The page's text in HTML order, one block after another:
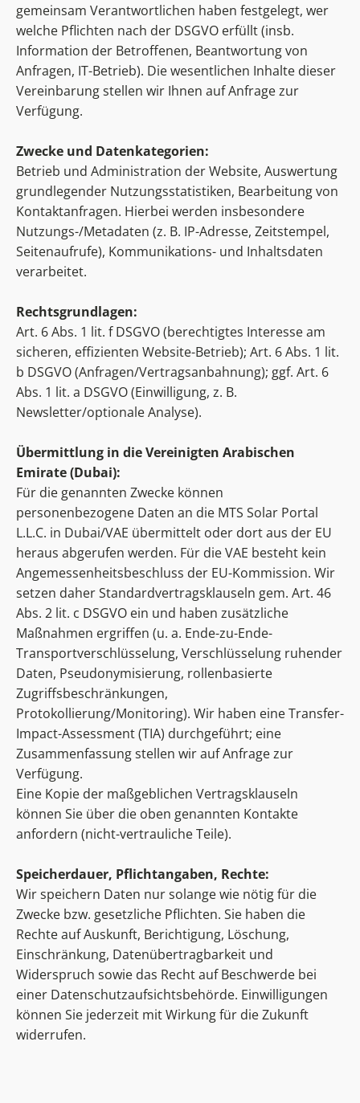
gemeinsam Verantwortlichen haben festgelegt, wer
welche Pflichten nach der DSGVO erfüllt (insb.
Information der Betroffenen, Beantwortung von
Anfragen, IT-Betrieb). Die wesentlichen Inhalte dieser
Vereinbarung stellen wir Ihnen auf Anfrage zur
Verfügung.
Zwecke und Datenkategorien:
Betrieb und Administration der Website, Auswertung
grundlegender Nutzungsstatistiken, Bearbeitung von
Kontaktanfragen. Hierbei werden insbesondere
Nutzungs-/Metadaten (z. B. IP-Adresse, Zeitstempel,
Seitenaufrufe), Kommunikations- und Inhaltsdaten
verarbeitet.
Rechtsgrundlagen:
Art. 6 Abs. 1 lit. f DSGVO (berechtigtes Interesse am
sicheren, effizienten Website-Betrieb); Art. 6 Abs. 1 lit.
b DSGVO (Anfragen/Vertragsanbahnung); ggf. Art. 6
Abs. 1 lit. a DSGVO (Einwilligung, z. B.
Newsletter/optionale Analyse).
Übermittlung in die Vereinigten Arabischen
Emirate (Dubai):
Für die genannten Zwecke können
personenbezogene Daten an die MTS Solar Portal
L.L.C. in Dubai/VAE übermittelt oder dort aus der EU
heraus abgerufen werden. Für die VAE besteht kein
Angemessenheitsbeschluss der EU-Kommission. Wir
setzen daher Standardvertragsklauseln gem. Art. 46
Abs. 2 lit. c DSGVO ein und haben zusätzliche
Maßnahmen ergriffen (u. a. Ende-zu-Ende-
Transportverschlüsselung, Verschlüsselung ruhender
Daten, Pseudonymisierung, rollenbasierte
Zugriffsbeschränkungen,
Protokollierung/Monitoring). Wir haben eine Transfer-
Impact-Assessment (TIA) durchgeführt; eine
Zusammenfassung stellen wir auf Anfrage zur
Verfügung.
Eine Kopie der maßgeblichen Vertragsklauseln
können Sie über die oben genannten Kontakte
anfordern (nicht-vertrauliche Teile).
Speicherdauer, Pflichtangaben, Rechte:
Wir speichern Daten nur solange wie nötig für die
Zwecke bzw. gesetzliche Pflichten. Sie haben die
Rechte auf Auskunft, Berichtigung, Löschung,
Einschränkung, Datenübertragbarkeit und
Widerspruch sowie das Recht auf Beschwerde bei
einer Datenschutzaufsichtsbehörde. Einwilligungen
können Sie jederzeit mit Wirkung für die Zukunft
widerrufen.